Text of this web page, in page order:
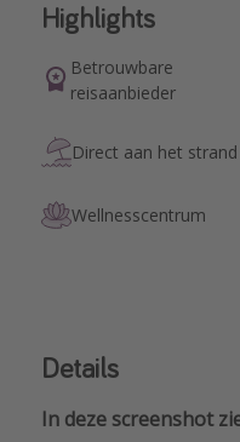
Highlights
Betrouwbare
reisaanbieder
Direct aan het strand
Wellnesscentrum
Details
In deze screenshot